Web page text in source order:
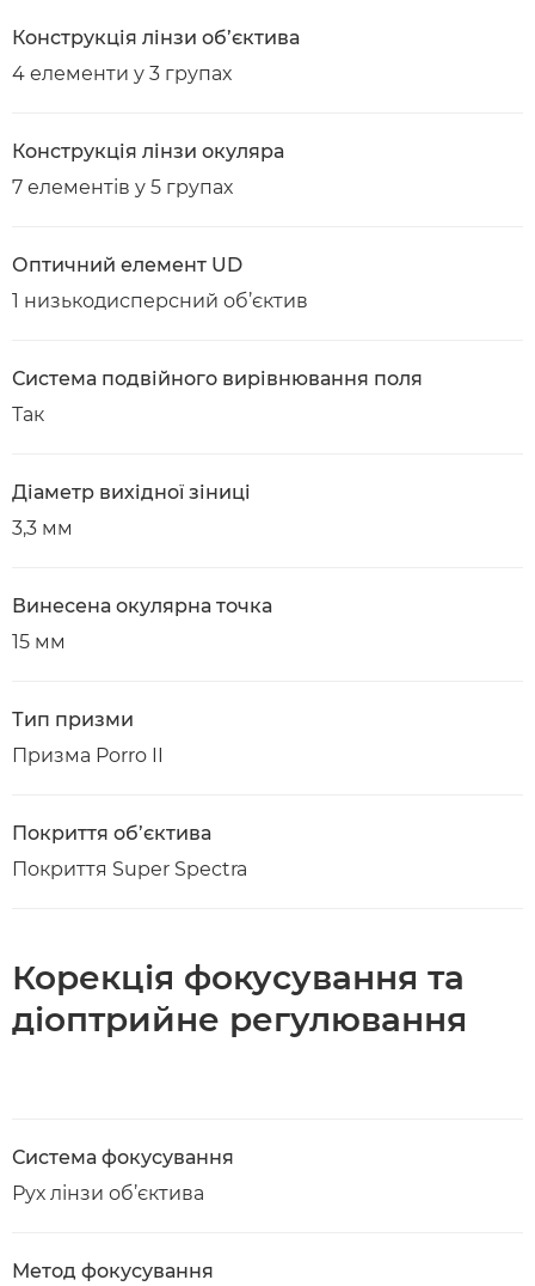
Конструкція лінзи об’єктива
4 елементи у 3 групах
Конструкція лінзи окуляра
7 елементів у 5 групах
Оптичний елемент UD
1 низькодисперсний об’єктив
Система подвійного вирівнювання поля
Так
Діаметр вихідної зіниці
3,3 мм
Винесена окулярна точка
15 мм
Тип призми
Призма Porro II
Покриття об’єктива
Покриття Super Spectra
Корекція фокусування та
діоптрийне регулювання
Система фокусування
Рух лінзи об’єктива
Метод фокусування